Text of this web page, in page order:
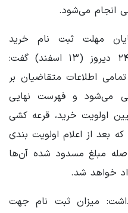
انجام می‌شود.
مهلت ثبت نام خرید
خودروهای وارداتی در ساعت ۲۴ دیروز (۱۳ اسفند) گفت:
اطلاعات متقاضیان بر
می‌شود و فهرست نهایی
اولویت خرید، قرعه کشی
بعد از اعلام اولویت بندی
مبلغ مسدود شده آن‌ها
خواهد شد.
میزان ثبت نام جهت